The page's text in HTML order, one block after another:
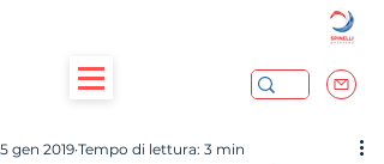
5 gen 2019 Tempo di lettura: 3 min